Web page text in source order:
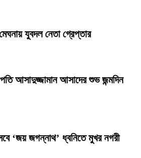
যুবদল নেতা গ্রেপ্তার
আসাদুজ্জামান আসাদের শুভ জন্মদিন
‘জয় জগন্নাথ’ ধ্বনিতে মুখর নগরী